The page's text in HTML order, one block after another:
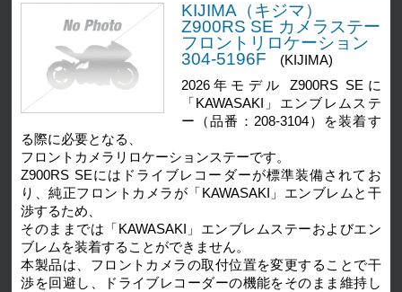
KIJIMA（キジマ）
Z900RS SE カメラステー
フロントリロケーション
304-5196F
(KIJIMA)
2026年モデル Z900RS SEに
「KAWASAKI」エンブレムステ
ー（品番：208-3104）を装着す
る際に必要となる、
フロントカメラリロケーションステーです。
Z900RS SEにはドライブレコーダーが標準装備されてお
り、純正フロントカメラが「KAWASAKI」エンブレムと干
渉するため、
そのままでは「KAWASAKI」エンブレムステーおよびエン
ブレムを装着することができません。
本製品は、フロントカメラの取付位置を変更することで干
渉を回避し、ドライブレコーダーの機能をそのまま維持し